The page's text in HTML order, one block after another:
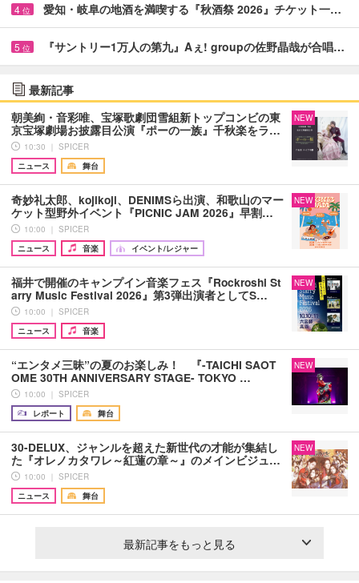
4 位 愛知・岐阜の地酒を満喫する『秋酒祭 2026』チケット一…
5 位 『サントリー1万人の第九』Aぇ! groupの佐野晶哉が合唱…
最新記事
朝美絢・音彩唯、宝塚歌劇団雪組新トップコンビの東
京宝塚劇場お披露目公演『ポーの一族』千秋楽をラ…
10:30 ｜ SPICER
ニュース
舞台
NEW
奇妙礼太郎、kojikoji、DENIMSら出演、和歌山のマー
ケット型野外イベント『PICNIC JAM 2026』早割…
10:00 ｜ SPICER
ニュース
音楽 イベント/レジャー
NEW
福井で開催のキャンプイン音楽フェス『Rockroshi St
arry Music Festival 2026』第3弾出演者としてS…
10:00 ｜ SPICER
ニュース
音楽
NEW
“エンタメ三昧”の夏のお楽しみ！ 『-TAICHI SAOT
OME 30TH ANNIVERSARY STAGE- TOKYO …
10:00 ｜ SPICER
レポート
舞台
NEW
30-DELUX、ジャンルを超えた新世代の才能が集結し
た『オレノカタワレ～紅蓮の章～』のメインビジュ…
10:00 ｜ SPICER
ニュース
舞台
NEW
最新記事をもっと見る